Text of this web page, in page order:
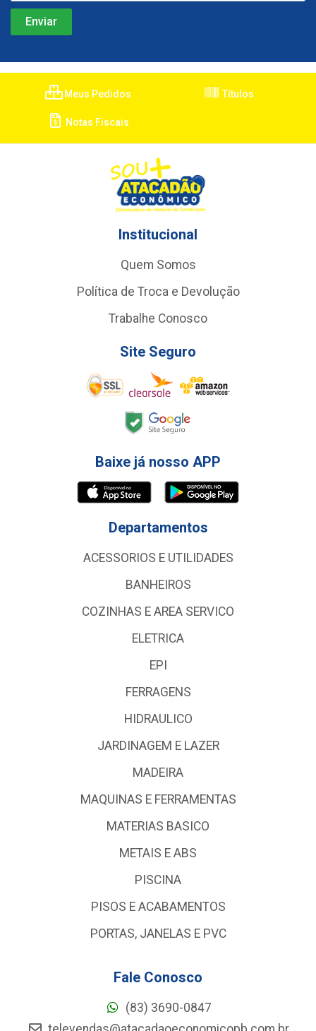
Meus Pedidos Títulos
Notas Fiscais
Institucional
Quem Somos
Política de Troca e Devolução
Trabalhe Conosco
Site Seguro
Baixe já nosso APP
Departamentos
ACESSORIOS E UTILIDADES
BANHEIROS
COZINHAS E AREA SERVICO
ELETRICA
EPI
FERRAGENS
HIDRAULICO
JARDINAGEM E LAZER
MADEIRA
MAQUINAS E FERRAMENTAS
MATERIAS BASICO
METAIS E ABS
PISCINA
PISOS E ACABAMENTOS
PORTAS, JANELAS E PVC
Fale Conosco
(83) 3690-0847